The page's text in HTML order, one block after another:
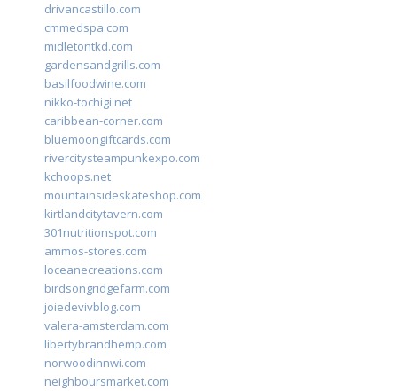
drivancastillo.com
cmmedspa.com
midletontkd.com
gardensandgrills.com
basilfoodwine.com
nikko-tochigi.net
caribbean-corner.com
bluemoongiftcards.com
rivercitysteampunkexpo.com
kchoops.net
mountainsideskateshop.com
kirtlandcitytavern.com
301nutritionspot.com
ammos-stores.com
loceanecreations.com
birdsongridgefarm.com
joiedevivblog.com
valera-amsterdam.com
libertybrandhemp.com
norwoodinnwi.com
neighboursmarket.com